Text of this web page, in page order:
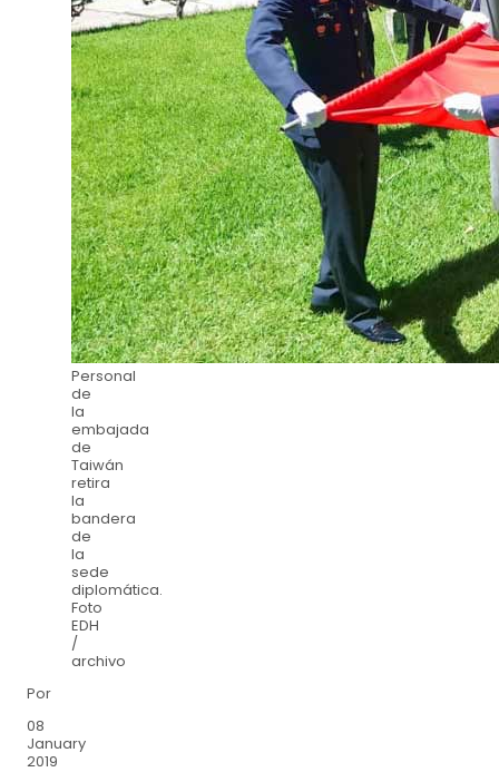
Personal
de
la
embajada
de
Taiwán
retira
la
bandera
de
la
sede
diplomática.
Foto
EDH
/
archivo
Por
08
January
2019